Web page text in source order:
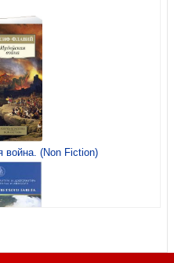
монография
(Non Fiction)